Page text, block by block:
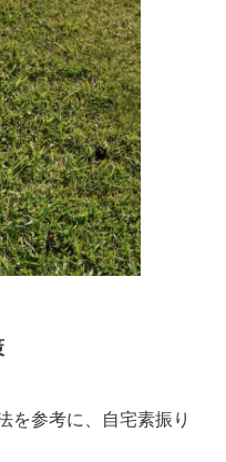
を参考に、自宅素振り